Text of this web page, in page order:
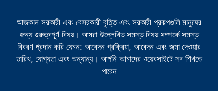
আজকাল সরকারী এবং বেসরকারী বৃত্তি এবং সরকারী প্রকল্পগুলি মানুষের
জন্য গুরুত্বপূর্ণ বিষয়। আমরা উল্লেখিত সমস্ত বিষয় সম্পর্কে সমস্ত
বিবরণ প্রদান করি যেমন: আবেদন প্রক্রিয়া, আবেদন এবং জমা দেওয়ার
তারিখ, যোগ্যতা এবং অন্যান্য। আপনি আমাদের ওয়েবসাইটে সব শিখতে
পারেন